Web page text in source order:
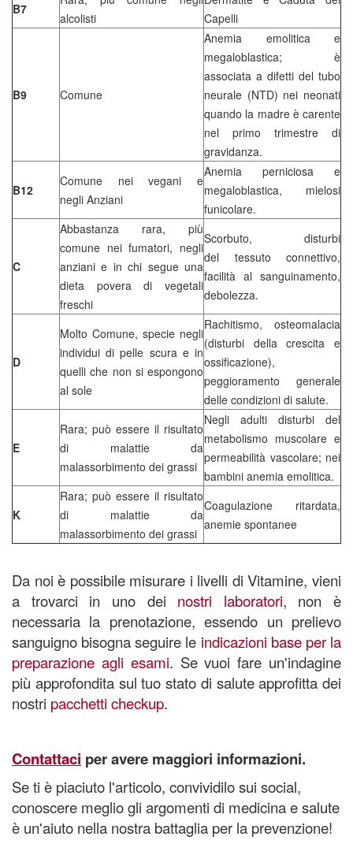
B7
alcolisti
Capelli
B9 Comune
Anemia emolitica e
megaloblastica; è
associata a difetti del tubo
neurale (NTD) nei neonati
quando la madre è carente
nel primo trimestre di
gravidanza.
B12
Comune nei vegani e
negli Anziani
Anemia perniciosa e
megaloblastica, mielosi
funicolare.
C
Abbastanza rara, più
comune nei fumatori, negli
anziani e in chi segue una
dieta povera di vegetali
freschi
Scorbuto, disturbi
del tessuto connettivo,
facilità al sanguinamento,
debolezza.
D
Molto Comune, specie negli
individui di pelle scura e in
quelli che non si espongono
al sole
Rachitismo, osteomalacia
(disturbi della crescita e
ossificazione),
peggioramento generale
delle condizioni di salute.
E
Rara; può essere il risultato
di malattie da
malassorbimento dei grassi
Negli adulti disturbi del
metabolismo muscolare e
permeabilità vascolare; nei
bambini anemia emolitica.
K
Rara; può essere il risultato
di malattie da
malassorbimento dei grassi
Coagulazione ritardata,
anemie spontanee
Da noi è possibile misurare i livelli di Vitamine, vieni
a trovarci in uno dei
nostri laboratori, non è
necessaria la prenotazione, essendo un prelievo
sanguigno bisogna seguire le indicazioni base per la
preparazione agli esami. Se vuoi fare un'indagine
più approfondita sul tuo stato di salute approfitta dei
nostri pacchetti checkup.
Contattaci per avere maggiori informazioni.
Se ti è piaciuto l'articolo, convividilo sui social,
conoscere meglio gli argomenti di medicina e salute
è un'aiuto nella nostra battaglia per la prevenzione!